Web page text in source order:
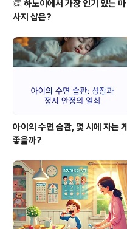
👏 하노이에서 가장 인기 있는 마
사지 샵은?
아이의 수면 습관, 몇 시에 자는 게
좋을까?